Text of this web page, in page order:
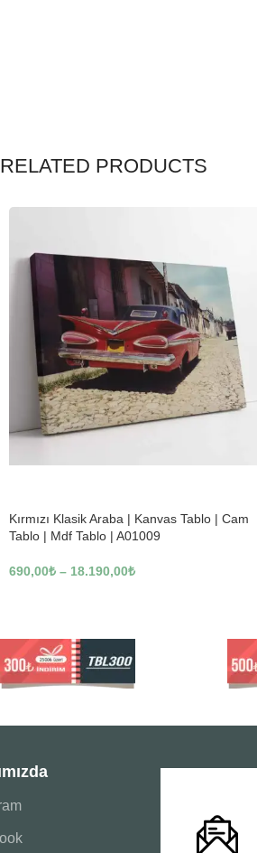
RELATED PRODUCTS
Kırmızı Klasik Araba | Kanvas Tablo | Cam
Tablo | Mdf Tablo | A01009
690,00₺ – 18.190,00₺